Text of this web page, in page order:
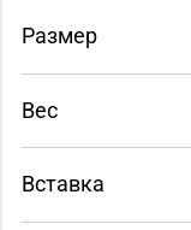
Размер
Вес
Вставка